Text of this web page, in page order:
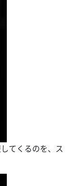
てくるのを、ス